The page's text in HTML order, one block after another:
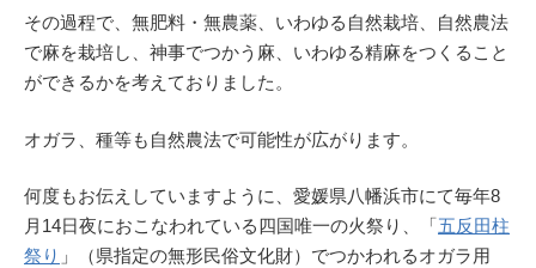
その過程で、無肥料・無農薬、いわゆる自然栽培、自然農法
で麻を栽培し、神事でつかう麻、いわゆる精麻をつくること
ができるかを考えておりました。
オガラ、種等も自然農法で可能性が広がります。
何度もお伝えしていますように、愛媛県八幡浜市にて毎年8
月14日夜におこなわれている四国唯一の火祭り、「五反田柱
祭り 」（県指定の無形民俗文化財）でつかわれるオガラ用